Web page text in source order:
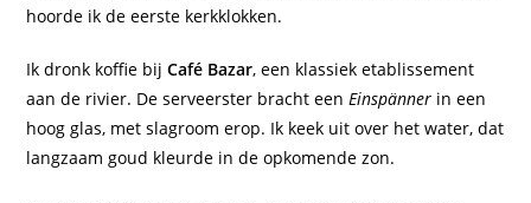
hoorde ik de eerste kerkklokken.
Ik dronk koffie bijCafé Bazar, een klassiek etablissement
aan de rivier. De serveerster bracht eenEinspänner in een
hoog glas, met slagroom erop. Ik keek uit over het water, dat
langzaam goud kleurde in de opkomende zon.